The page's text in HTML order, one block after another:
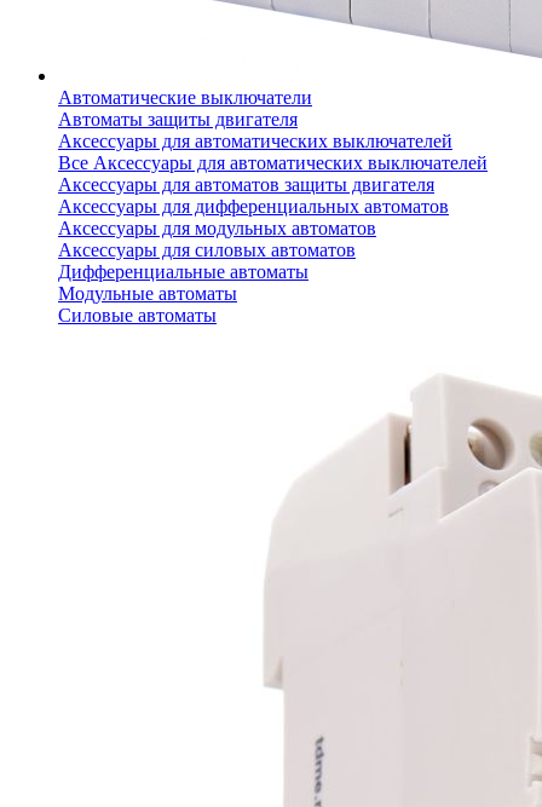
Автоматические выключатели
Автоматы защиты двигателя
Аксессуары для автоматических выключателей
Все Аксессуары для автоматических выключателей
Аксессуары для автоматов защиты двигателя
Аксессуары для дифференциальных автоматов
Аксессуары для модульных автоматов
Аксессуары для силовых автоматов
Дифференциальные автоматы
Модульные автоматы
Силовые автоматы